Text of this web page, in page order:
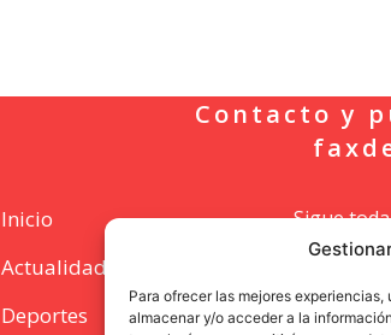
Para ofrecer las mejores
almacenar y/o acceder a la
Contacto y
Inicio
Actualidad
Deportes
Sigue
sociales.